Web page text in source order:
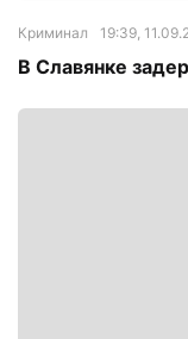
Криминал 19:39,
В Славянке